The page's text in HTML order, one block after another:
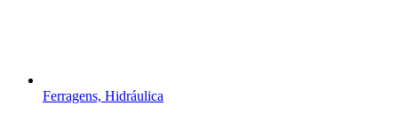
Ferragens, Hidráulica